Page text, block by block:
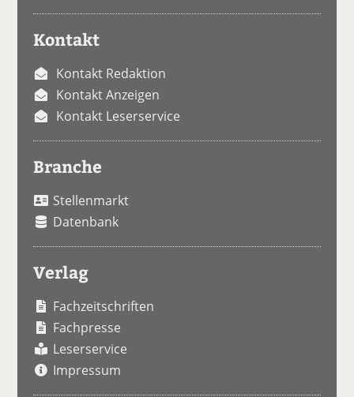
Kontakt
Kontakt Redaktion
Kontakt Anzeigen
Kontakt Leserservice
Branche
Stellenmarkt
Datenbank
Verlag
Fachzeitschriften
Fachpresse
Leserservice
Impressum